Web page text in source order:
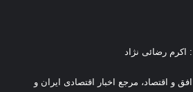
رضائی نژاد
و اقتصاد، مرجع اخبار اقتصادی ایران و